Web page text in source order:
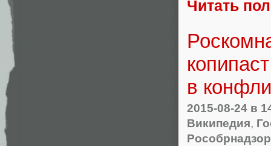
Читать
в
2015-08-24 в
Википедия,
Рособрнадзор